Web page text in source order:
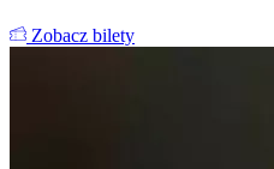
Zobacz bilety